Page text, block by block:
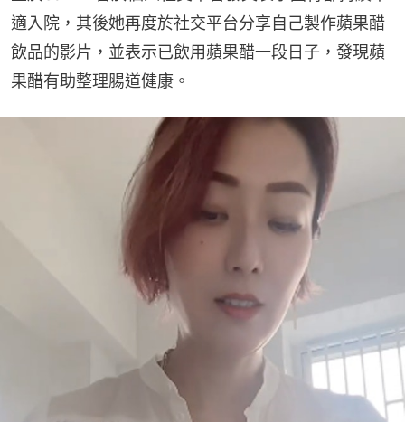
適入院，其後她再度於社交平台分享自己製作蘋果醋
飲品的影片，並表示已飲用蘋果醋一段日子，發現蘋
果醋有助整理腸道健康。